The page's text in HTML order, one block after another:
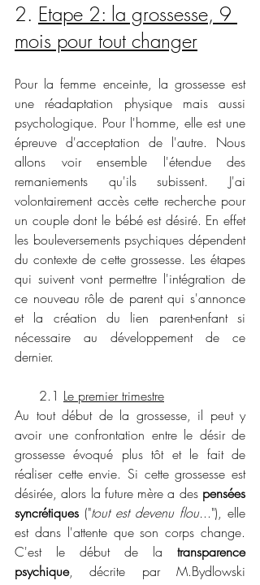
2. Etape 2: la grossesse, 9
mois pour tout changer
Pour la femme enceinte, la grossesse est
une réadaptation physique mais aussi
psychologique. Pour l'homme, elle est une
épreuve d'acceptation de l'autre. Nous
allons voir ensemble l'étendue des
remaniements qu'ils subissent. J'ai
volontairement accès cette recherche pour
un couple dont le bébé est désiré. En effet
les bouleversements psychiques dépendent
du contexte de cette grossesse. Les étapes
qui suivent vont permettre l'intégration de
ce nouveau rôle de parent qui s'annonce
et la création du lien parent-enfant si
nécessaire au développement de ce
dernier.
      2.1
Le premier trimestre
Au tout début de la grossesse, il peut y
avoir une confrontation entre le désir de
grossesse évoqué plus tôt et le fait de
réaliser cette envie. Si cette grossesse est
désirée, alors la future mère a des pensées
syncrétiques ("tout est devenu flou..."), elle
est dans l'attente que son corps change.
C'est le début de la transparence
psychique, décrite par M.Bydlowski